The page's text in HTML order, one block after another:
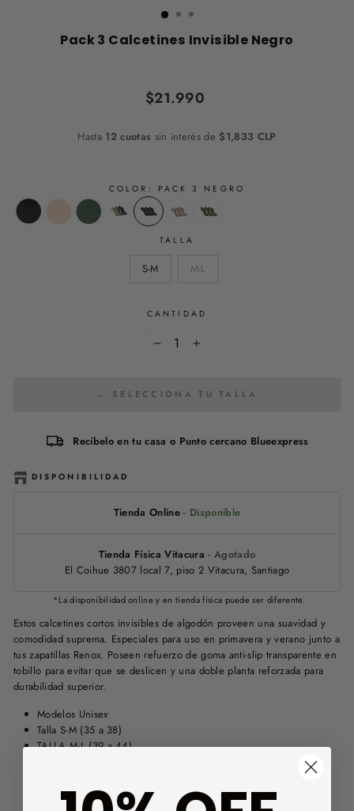
Pack 3 Calcetines Invisible Negro
Precio
habitual
$21.990
Hasta 12 cuotas sin interés de $1,833 CLP
COLOR: PACK 3 NEGRO
TALLA
S-M M-L
CANTIDAD
+
← SELECCIONA TU TALLA
Recíbelo en tu casa o Punto cercano Blueexpress
DISPONIBILIDAD
Tienda Online- Disponible
Tienda Física Vitacura - Agotado
El Coihue 3807 local 7, piso 2 Vitacura, Santiago
*La disponibilidad online y en tienda física puede ser diferente.
Estos calcetines cortos invisibles de algodón proveen una suavidad y
comodidad suprema. Especiales para uso en primavera y verano junto a
tus zapatillas Renox. Poseen refuerzo de goma anti-slip transparente en
tobillo para evitar que se deslicen y una doble planta reforzada para
durabilidad superior.
Modelos Unisex
Talla S-M (35 a 38)
TALLA M-L (39 a 44)
Planta reforzada y acolchada